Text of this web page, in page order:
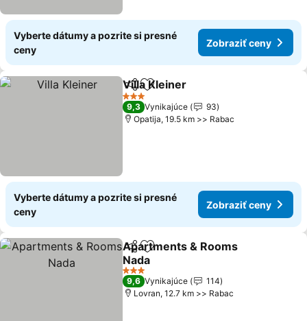
Vyberte dátumy a pozrite si presné
ceny
Zobraziť ceny
ZdieľaťPridať do obľúbených
Villa Kleiner
3 Počet hviezdičiek
9,3 Vynikajúce
93
Opatija, 19.5 km >> Rabac
Vyberte dátumy a pozrite si presné
ceny
Zobraziť ceny
ZdieľaťPridať do obľúbených
Apartments & Rooms
Nada
Zobraziť ceny
3 Počet hviezdičiek
9,6 Vynikajúce
114
Lovran, 12.7 km >> Rabac